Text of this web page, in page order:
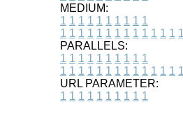
MEDIUM:
1 1 1 1 1 1 1 1 1 1
1 1 1 1 1 1 1 1 1 1 1 1 1 1
PARALLELS:
1 1 1 1 1 1 1 1 1 1
1 1 1 1 1 1 1 1 1 1 1 1 1 1
URL PARAMETER:
1 1 1 1 1 1 1 1 1 1